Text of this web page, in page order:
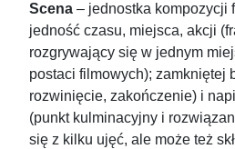
Scena – jednostka kompozycji
jedność czasu, miejsca, akcji
rozgrywający się w jednym
postaci filmowych); zamkniętej
rozwinięcie, zakończenie) i
(punkt kulminacyjny i
się z kilku ujęć, ale może też